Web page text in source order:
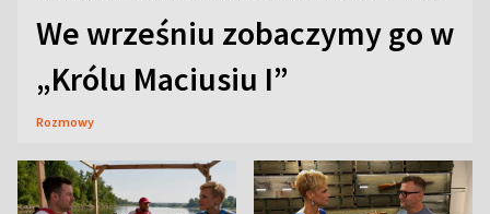
We wrześniu zobaczymy go w
„Królu Maciusiu I”
Rozmowy